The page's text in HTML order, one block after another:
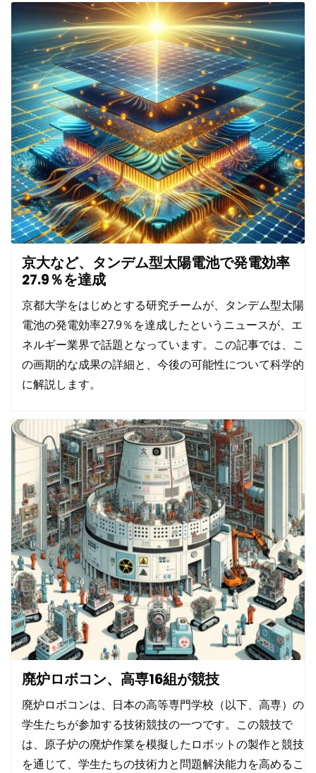
京大など、タンデム型太陽電池で発電効率
27.9％を達成
京都大学をはじめとする研究チームが、タンデム型太陽
電池の発電効率27.9％を達成したというニュースが、エ
ネルギー業界で話題となっています。この記事では、こ
の画期的な成果の詳細と、今後の可能性について科学的
に解説します。
廃炉ロボコン、高専16組が競技
廃炉ロボコンは、日本の高等専門学校（以下、高専）の
学生たちが参加する技術競技の一つです。この競技で
は、原子炉の廃炉作業を模擬したロボットの製作と競技
を通じて、学生たちの技術力と問題解決能力を高めるこ